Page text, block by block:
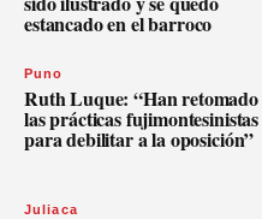
estancado en el barroco
Puno
Ruth Luque: “Han retomado
las prácticas fujimontesinistas
para debilitar a la oposición”
Juliaca